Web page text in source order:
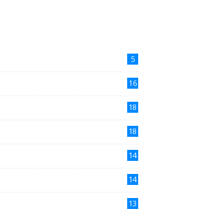
5
16
18
18
14
14
13